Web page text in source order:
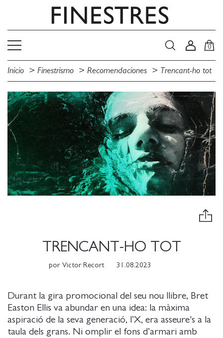
0
Inicio Finestrismo Recomendaciones Trencant-ho tot
TRENCANT-HO TOT
por Victor Recort 31.08.2023
Durant la gira promocional del seu nou llibre, Bret
Easton Ellis va abundar en una idea: la màxima
aspiració de la seva generació, l’X, era asseure's a la
taula dels grans. Ni omplir el fons d’armari amb